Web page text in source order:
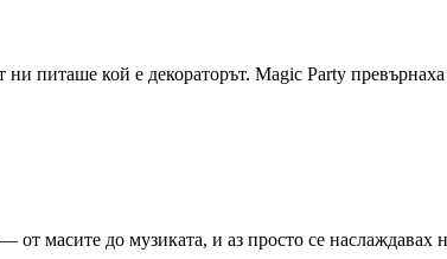
ни питаше кой е декораторът. Magic Party
масите до музиката, и аз просто се наслаждавах